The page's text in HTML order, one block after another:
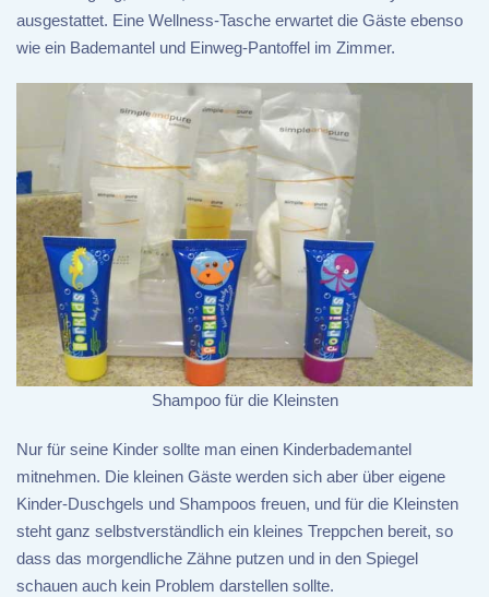
ausgestattet. Eine Wellness-Tasche erwartet die Gäste ebenso
wie ein Bademantel und Einweg-Pantoffel im Zimmer.
Shampoo für die Kleinsten
Nur für seine Kinder sollte man einen Kinderbademantel
mitnehmen. Die kleinen Gäste werden sich aber über eigene
Kinder-Duschgels und Shampoos freuen, und für die Kleinsten
steht ganz selbstverständlich ein kleines Treppchen bereit, so
dass das morgendliche Zähne putzen und in den Spiegel
schauen auch kein Problem darstellen sollte.